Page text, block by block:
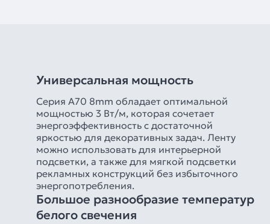
Универсальная мощность
Серия A70 8mm обладает оптимальной
мощностью 3 Вт/м, которая сочетает
энергоэффективность с достаточной
яркостью для декоративных задач. Ленту
можно использовать для интерьерной
подсветки, а также для мягкой подсветки
рекламных конструкций без избыточного
энергопотребления.
Большое разнообразие температур
белого свечения